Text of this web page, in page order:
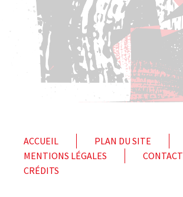
ACCUEIL
PLAN DU SITE
MENTIONS LÉGALES
CONTACT
CRÉDITS